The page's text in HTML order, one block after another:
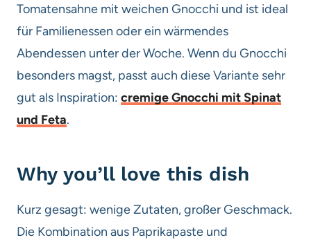
Tomatensahne mit weichen Gnocchi und ist ideal
für Familienessen oder ein wärmendes
Abendessen unter der Woche. Wenn du Gnocchi
besonders magst, passt auch diese Variante sehr
gut als Inspiration: cremige Gnocchi mit Spinat
und Feta.
Why you’ll love this dish
Kurz gesagt: wenige Zutaten, großer Geschmack.
Die Kombination aus Paprikapaste und